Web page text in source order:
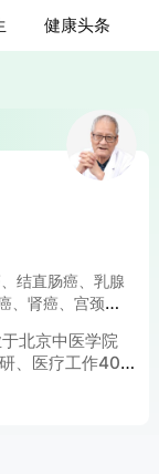
健康头条
结直肠癌、乳腺
、肾癌、宫颈
北京中医学院
、医疗工作40
留学生等不同层
西亚讲学及进行